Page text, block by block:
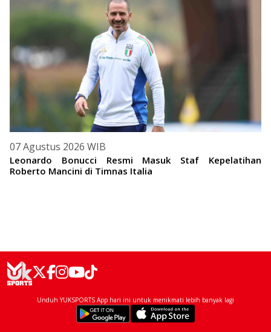
07 Agustus 2026 WIB
Leonardo Bonucci Resmi Masuk Staf Kepelatihan
Roberto Mancini di Timnas Italia
Unduh YUKSPORTS App hari ini untuk menikmati lebih banyak lagi